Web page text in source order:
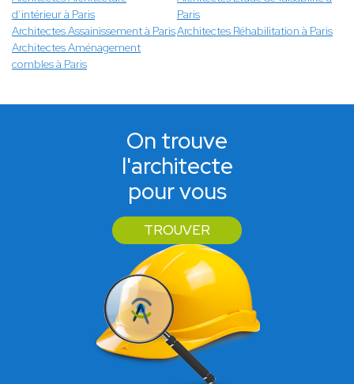
d’intérieur à Paris
Paris
Architectes Assainissement à ParisArchitectes Réhabilitation à Paris
Architectes Aménagement
combles à Paris
On trouve
l'architecte
pour vous
TROUVER